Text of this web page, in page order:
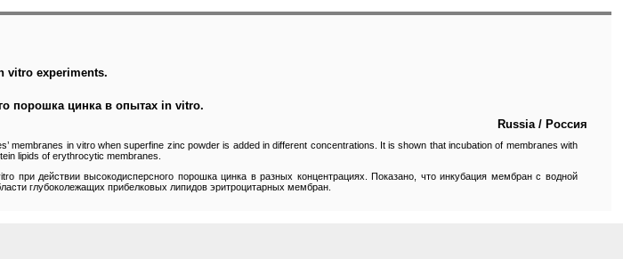
vitro experiments.
порошка цинка в опытах in vitro.
Russia / Россия
in vitro when superfine zinc powder is added in different concentrations. It is shown that incubation of membranes with
lipids of erythrocytic membranes.
при действии высокодисперсного порошка цинка в разных концентрациях. Показано, что инкубация мембран с водной
глубоколежащих прибелковых липидов эритроцитарных мембран.